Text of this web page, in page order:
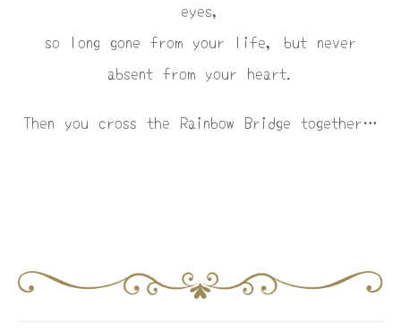
eyes,
so long gone from your life, but never
absent from your heart.
Then you cross the Rainbow Bridge together…